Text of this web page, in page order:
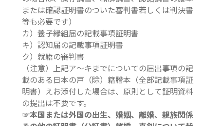
または確認証明書のついた審判書若しくは判決書
等も必要です）
カ）養子縁組届の記載事項証明書
キ）認知届の記載事項証明書
ク）就籍の審判書
（注意）上記ア～キまでについての届出事項の記
載のある日本の戸（除）籍謄本（全部記載事項証
明書）えお添付した場合は、原則として証明資料
の提出は不要です。
☞本国または外国の出生、婚姻、離婚、親族関係